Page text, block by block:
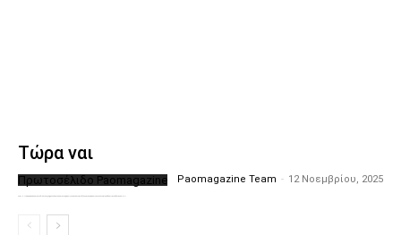
Τώρα ναι
Πρωτοσέλιδο Paomagazine Paomagazine Team - 12 Νοεμβρίου, 2025